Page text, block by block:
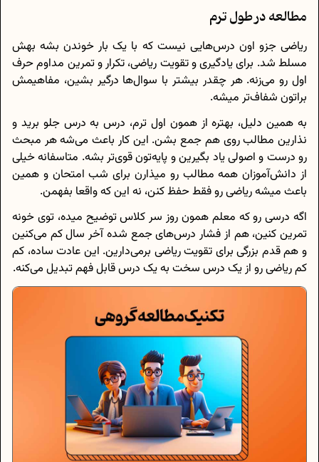
مطالعه در طول ترم
ریاضی جزو اون درس‌هایی نیست که با یک بار خوندن بشه بهش
مسلط شد. برای یادگیری و تقویت ریاضی، تکرار و تمرین مداوم حرف
اول رو می‌زنه. هر چقدر بیشتر با سوال‌ها درگیر بشین، مفاهیمش
براتون شفاف‌تر میشه.
به همین دلیل، بهتره از همون اول ترم، درس‌ به‌ درس جلو برید و
نذارین مطالب روی هم جمع بشن. این کار باعث می‌شه هر مبحث
رو درست و اصولی یاد بگیرین و پایه‌تون قوی‌تر بشه. متاسفانه خیلی‌
از دانش‌آموزان همه‌ مطالب رو میذارن برای شب امتحان و همین
باعث میشه ریاضی رو فقط حفظ کنن، نه این‌ که واقعا بفهمن.
اگه درسی رو که معلم همون روز سر کلاس توضیح میده، توی خونه
تمرین کنین، هم از فشار درس‌های جمع‌ شده آخر سال کم می‌کنین
و هم قدم بزرگی برای تقویت ریاضی برمی‌دارین. این عادت ساده، کم‌
کم ریاضی رو از یک درس سخت به یک درس قابل‌ فهم تبدیل می‌کنه.